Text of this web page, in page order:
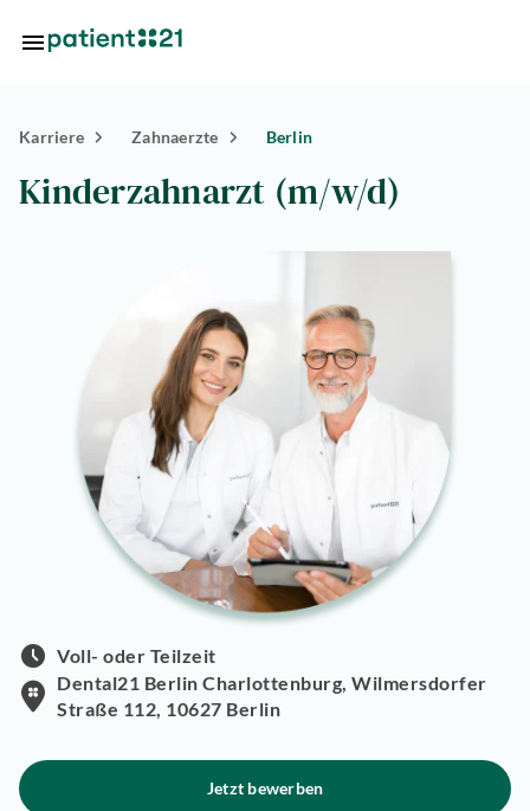
Standorte
Über
Karriere Zahnaerzte Berlin
Kinderzahnarzt (m/w/d)
Voll- oder Teilzeit
Dental21 Berlin Charlottenburg, Wilmersdorfer
Straße 112, 10627 Berlin
Jetzt bewerben